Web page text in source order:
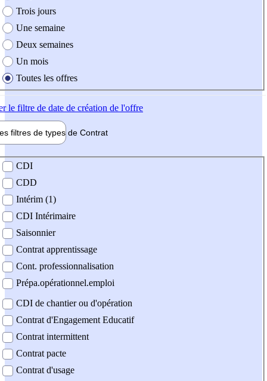
Trois jours
Une semaine
Deux semaines
Un mois
Toutes les offres
le filtre de date de création de l'offre
filtres de types de Contrat
contrat
CDI
CDD
Intérim (1)
CDI Intérimaire
Saisonnier
Contrat apprentissage
Cont. professionnalisation
Prépa.opérationnel.emploi
CDI de chantier ou d'opération
Contrat d'Engagement Educatif
Contrat intermittent
Contrat pacte
Contrat d'usage